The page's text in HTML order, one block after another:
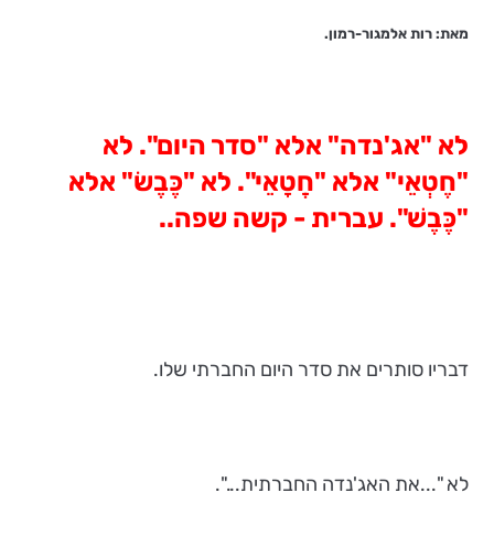
מאת: רות אלמגור-רמון.
לא "אג'נדה" אלא "סדר היום". לא
"חֶטְאֵי" אלא "חֲטָאֵי". לא "כֶּבֶשׂ" אלא
"כֶּבֶשׁ". עברית - קשה שפה..
דבריו סותרים את סדר היום החברתי שלו.
לא "...את האג'נדה החברתית...".